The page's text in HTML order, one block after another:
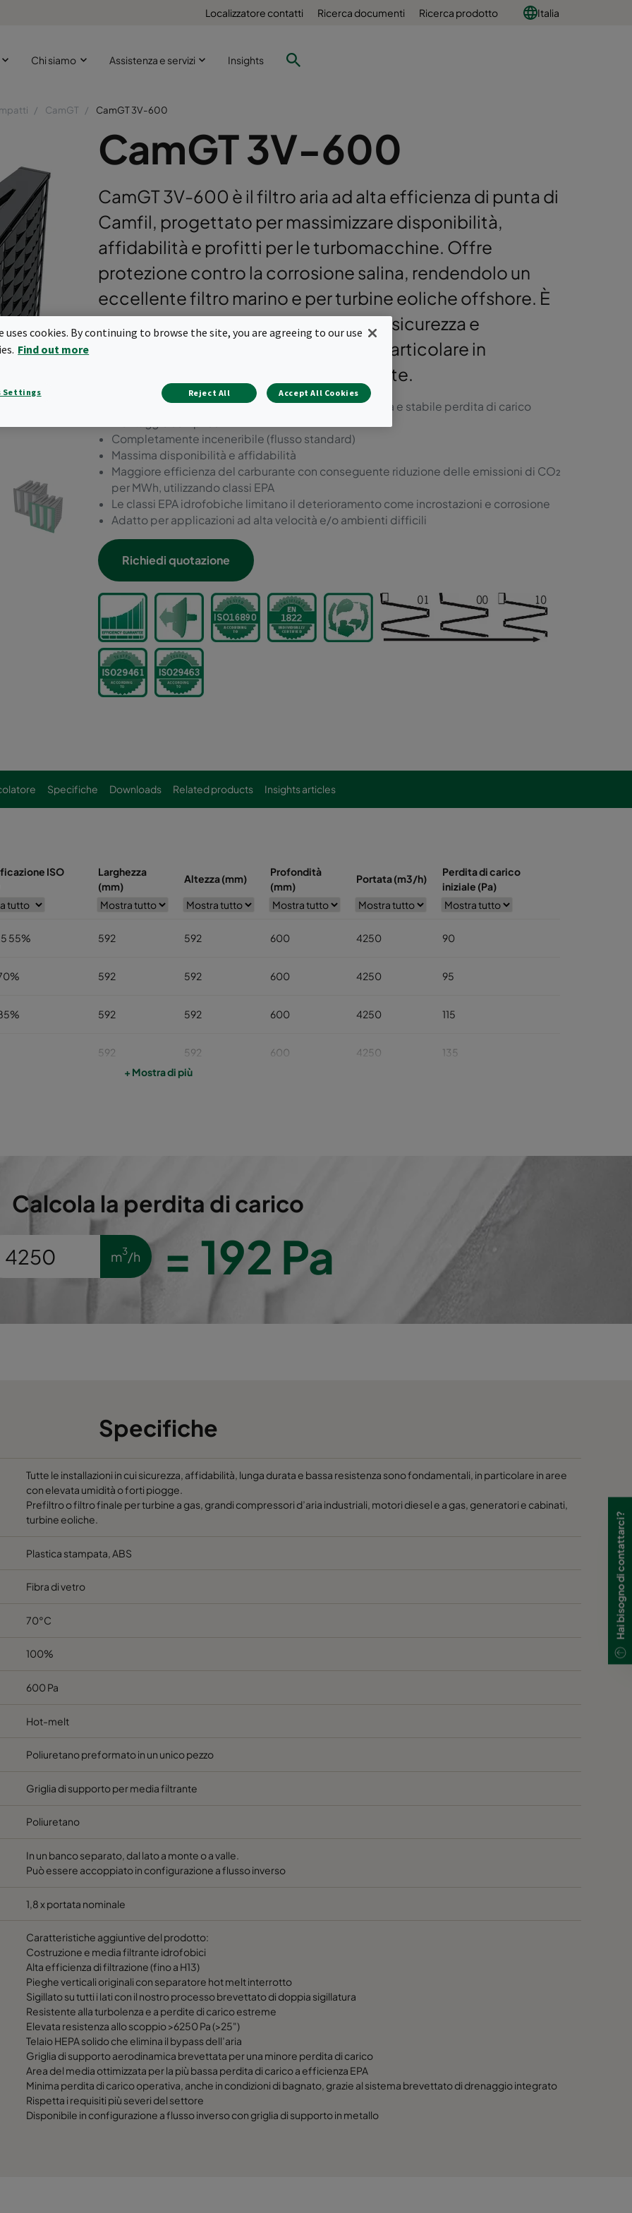
Localizzatore contatti Ricerca documenti Ricerca prodotto Italia
Chi siamo Assistenza e servizi Insights
CamGT CamGT 3V-600
CamGT 3V-600
CamGT 3V-600 è il filtro aria ad alta efficienza di punta di
Camfil, progettato per massimizzare disponibilità,
affidabilità e profitti per le turbomacchine. Offre
protezione contro la corrosione salina, rendendolo un
eccellente filtro marino e per turbine eoliche offshore. È
adatto a tutte le installazioni in cui la sicurezza e
l’affidabilità sono fondamentali, in particolare in
condizioni corrosive, umide o bagnate.
Filtro aria statico con la maggiore durata e la più bassa e stabile perdita di carico
Completamente inceneribile (flusso standard)
Massima disponibilità e affidabilità
Maggiore efficienza del carburante con conseguente riduzione delle emissioni di CO₂
per MWh, utilizzando classi EPA
Le classi EPA idrofobiche limitano il deterioramento come incrostazioni e corrosione
Adatto per applicazioni ad alta velocità e/o ambienti difficili
Richiedi quotazione
Specifiche Downloads Related products Insights articles
ISO
Larghezza
(mm)
Altezza (mm)
Profondità
(mm)
Portata (m3/h)
Perdita di carico
iniziale (Pa)
55% 592 592 600 4250 90
592 592 600 4250 95
592 592 600 4250 115
592 592 600 4250 135
+ Mostra di più
Calcola la perdita di carico
m3/h = 192 Pa
Specifiche
Tutte le installazioni in cui sicurezza, affidabilità, lunga durata e bassa resistenza sono fondamentali, in particolare in aree
con elevata umidità o forti piogge.
Prefiltro o filtro finale per turbine a gas, grandi compressori d’aria industriali, motori diesel e a gas, generatori e cabinati,
turbine eoliche.
Plastica stampata, ABS
Fibra di vetro
70°C
100%
600 Pa
Hot-melt
Poliuretano preformato in un unico pezzo
Griglia di supporto per media filtrante
Poliuretano
In un banco separato, dal lato a monte o a valle.
Può essere accoppiato in configurazione a flusso inverso
1,8 x portata nominale
Caratteristiche aggiuntive del prodotto:
Costruzione e media filtrante idrofobici
Alta efficienza di filtrazione (fino a H13)
Pieghe verticali originali con separatore hot melt interrotto
Sigillato su tutti i lati con il nostro processo brevettato di doppia sigillatura
Resistente alla turbolenza e a perdite di carico estreme
Elevata resistenza allo scoppio >6250 Pa (>25")
Telaio HEPA solido che elimina il bypass dell’aria
Griglia di supporto aerodinamica brevettata per una minore perdita di carico
Area del media ottimizzata per la più bassa perdita di carico a efficienza EPA
Minima perdita di carico operativa, anche in condizioni di bagnato, grazie al sistema brevettato di drenaggio integrato
Rispetta i requisiti più severi del settore
Disponibile in configurazione a flusso inverso con griglia di supporto in metallo
Hai bisogno di contattarci?
uses cookies. By continuing to browse the site, you are agreeing to our use
Find out more
Settings Reject All Accept All Cookies